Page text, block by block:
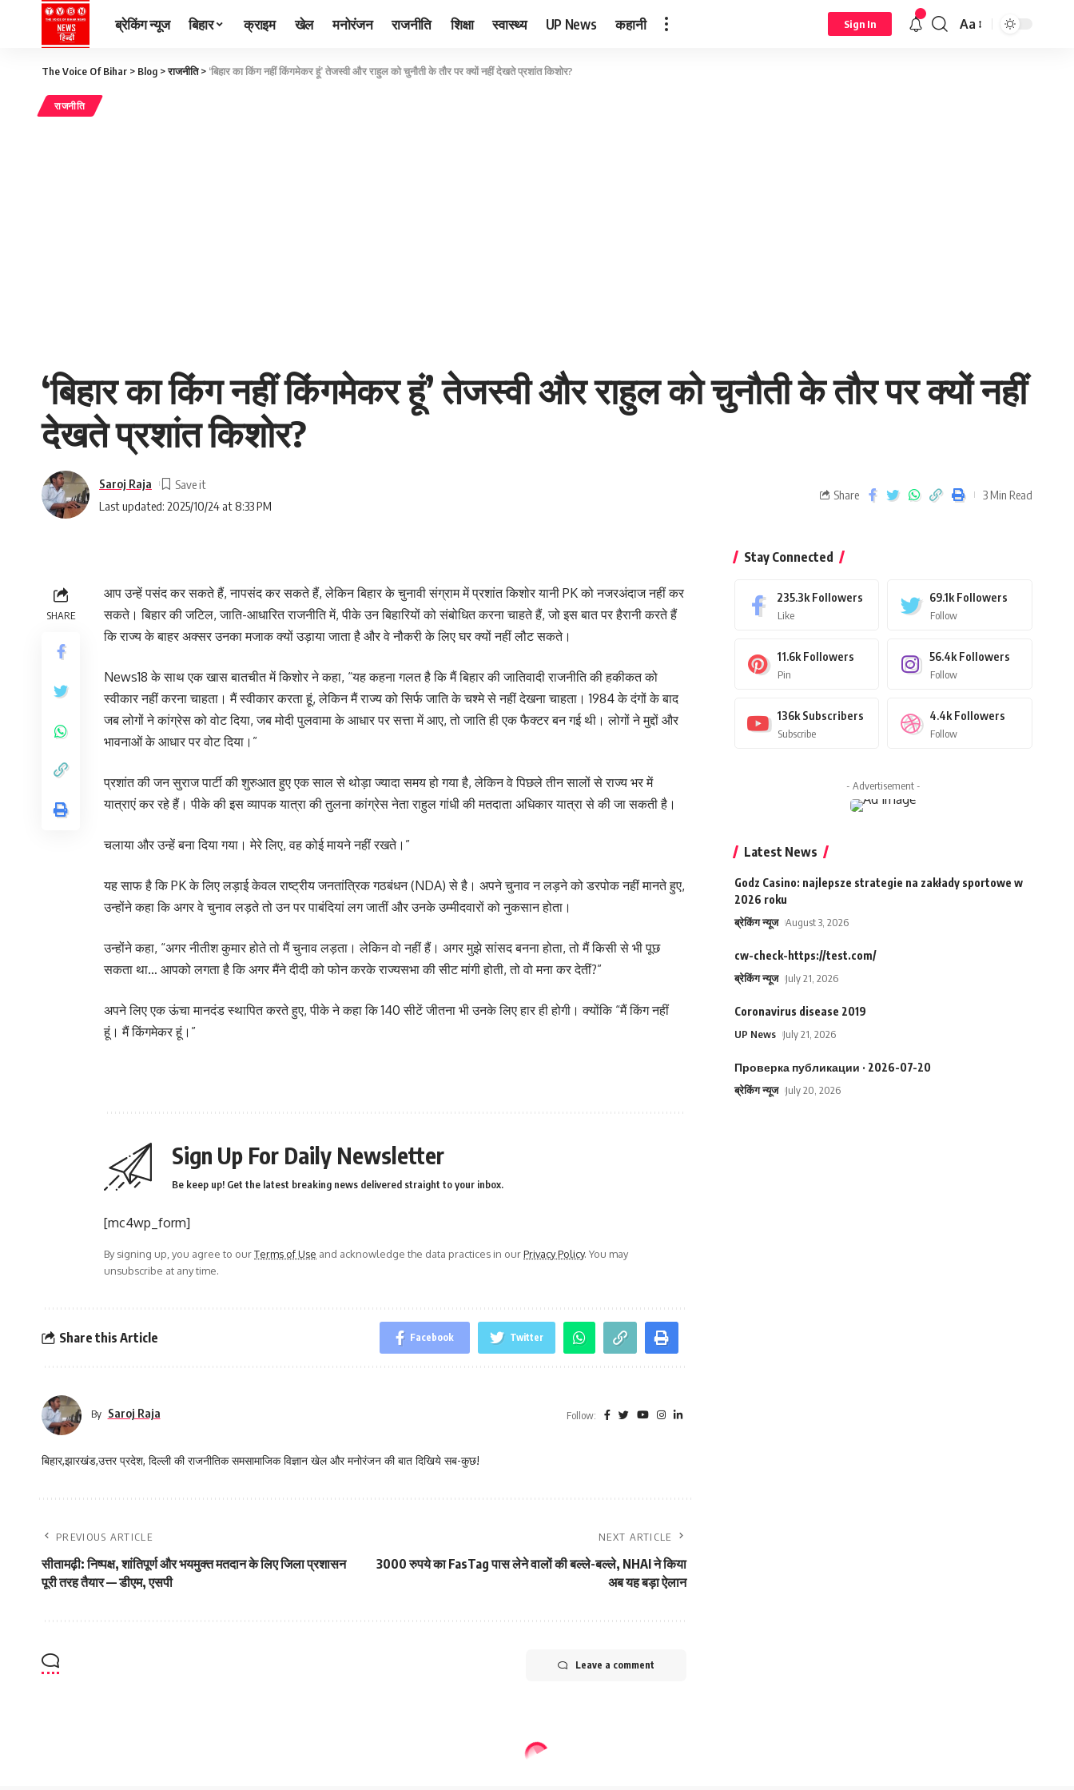
ब्रेकिंग न्यूज बिहार क्राइम खेल मनोरंजन राजनीति शिक्षा स्वास्थ्य UP News कहानी Sign In Aa
The Voice Of Bihar > Blog >राजनीति> ‘बिहार का किंग नहीं किंगमेकर हूं’ तेजस्वी और राहुल को चुनौती के तौर पर क्यों नहीं देखते प्रशांत किशोर?
राजनीति
‘बिहार का किंग नहीं किंगमेकर हूं’ तेजस्वी और राहुल को चुनौती के तौर पर क्यों नहीं
देखते प्रशांत किशोर?
Last updated: 2025/10/24 at 8:33 PM
Saroj Raja
Share 3 Min Read
SHARE
आप उन्हें पसंद कर सकते हैं, नापसंद कर सकते हैं, लेकिन बिहार के चुनावी संग्राम में प्रशांत किशोर यानी PK को नजरअंदाज नहीं कर
सकते। बिहार की जटिल, जाति-आधारित राजनीति में, पीके उन बिहारियों को संबोधित करना चाहते हैं, जो इस बात पर हैरानी करते हैं
कि राज्य के बाहर अक्सर उनका मजाक क्यों उड़ाया जाता है और वे नौकरी के लिए घर क्यों नहीं लौट सकते।
News18 के साथ एक खास बातचीत में किशोर ने कहा, “यह कहना गलत है कि मैं बिहार की जातिवादी राजनीति की हकीकत को
स्वीकार नहीं करना चाहता। मैं स्वीकार करता हूं, लेकिन मैं राज्य को सिर्फ जाति के चश्मे से नहीं देखना चाहता। 1984 के दंगों के बाद
जब लोगों ने कांग्रेस को वोट दिया, जब मोदी पुलवामा के आधार पर सत्ता में आए, तो जाति ही एक फैक्टर बन गई थी। लोगों ने मुद्दों और
भावनाओं के आधार पर वोट दिया।”
प्रशांत की जन सुराज पार्टी की शुरुआत हुए एक साल से थोड़ा ज्यादा समय हो गया है, लेकिन वे पिछले तीन सालों से राज्य भर में
यात्राएं कर रहे हैं। पीके की इस व्यापक यात्रा की तुलना कांग्रेस नेता राहुल गांधी की मतदाता अधिकार यात्रा से की जा सकती है।
चलाया और उन्हें बना दिया गया। मेरे लिए, वह कोई मायने नहीं रखते।”
यह साफ है कि PK के लिए लड़ाई केवल राष्ट्रीय जनतांत्रिक गठबंधन (NDA) से है। अपने चुनाव न लड़ने को डरपोक नहीं मानते हुए,
उन्होंने कहा कि अगर वे चुनाव लड़ते तो उन पर पाबंदियां लग जातीं और उनके उम्मीदवारों को नुकसान होता।
उन्होंने कहा, “अगर नीतीश कुमार होते तो मैं चुनाव लड़ता। लेकिन वो नहीं हैं। अगर मुझे सांसद बनना होता, तो मैं किसी से भी पूछ
सकता था… आपको लगता है कि अगर मैंने दीदी को फोन करके राज्यसभा की सीट मांगी होती, तो वो मना कर देतीं?”
अपने लिए एक ऊंचा मानदंड स्थापित करते हुए, पीके ने कहा कि 140 सीटें जीतना भी उनके लिए हार ही होगी। क्योंकि “मैं किंग नहीं
हूं। मैं किंगमेकर हूं।”
Sign Up For Daily Newsletter
Be keep up! Get the latest breaking news delivered straight to your inbox.
[mc4wp_form]
By signing up, you agree to ourTerms of Use and acknowledge the data practices in ourPrivacy Policy. You may
unsubscribe at any time.
Share this Article Facebook Twitter
By Saroj Raja Follow:
बिहार,झारखंड,उत्तर प्रदेश, दिल्ली की राजनीतिक समसामाजिक विज्ञान खेल और मनोरंजन की बात दिखिये सब-कुछ!
PREVIOUS ARTICLE
सीतामढ़ी: निष्पक्ष, शांतिपूर्ण और भयमुक्त मतदान के लिए जिला प्रशासन
पूरी तरह तैयार — डीएम, एसपी
NEXT ARTICLE
3000 रुपये का FasTag पास लेने वालों की बल्‍ले-बल्‍ले, NHAI ने क‍िया
अब यह बड़ा ऐलान
Leave a comment
Stay Connected
235.3k Followers
Like
69.1k Followers
Follow
11.6k Followers
Pin
56.4k Followers
Follow
136k Subscribers
Subscribe
4.4k Followers
Follow
- Advertisement -
Latest News
Godz Casino: najlepsze strategie na zakłady sportowe w
2026 roku
ब्रेकिंग न्यूज August 3, 2026
cw-check-https://test.com/
ब्रेकिंग न्यूज July 21, 2026
Coronavirus disease 2019
UP News July 21, 2026
Проверка публикации · 2026-07-20
ब्रेकिंग न्यूज July 20, 2026